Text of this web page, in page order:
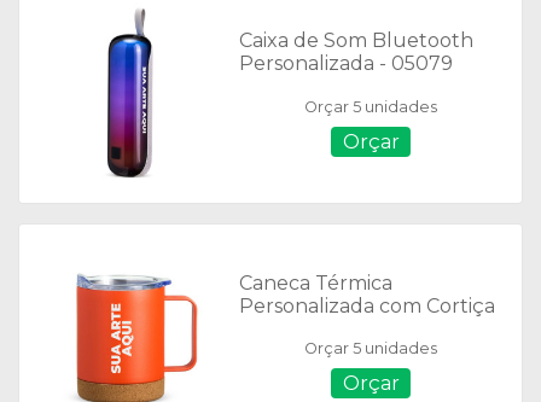
Caixa de Som Bluetooth
Personalizada - 05079
Orçar 5 unidades
Orçar
Caneca Térmica
Personalizada com Cortiça
Orçar 5 unidades
Orçar